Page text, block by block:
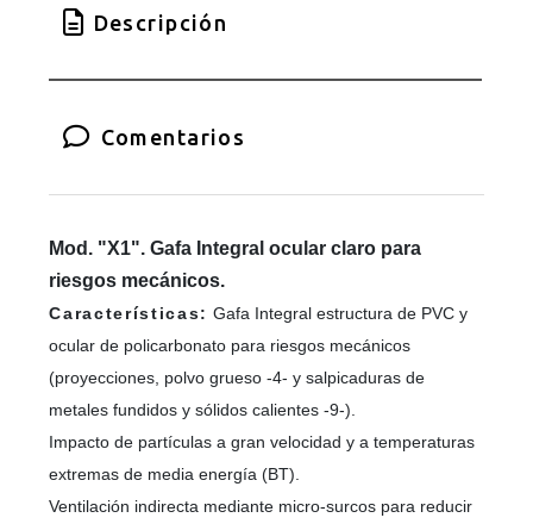
Descripción
Comentarios
Mod. "X1". Gafa Integral ocular claro para
riesgos mecánicos.
Características: Gafa Integral estructura de PVC y
ocular de policarbonato para riesgos mecánicos
(proyecciones, polvo grueso -4- y salpicaduras de
metales fundidos y sólidos calientes -9-).
Impacto de partículas a gran velocidad y a temperaturas
extremas de media energía (BT).
Ventilación indirecta mediante micro-surcos para reducir